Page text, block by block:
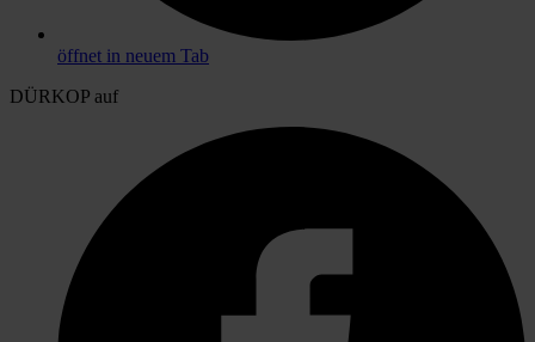
öffnet in neuem Tab
DÜRKOP auf